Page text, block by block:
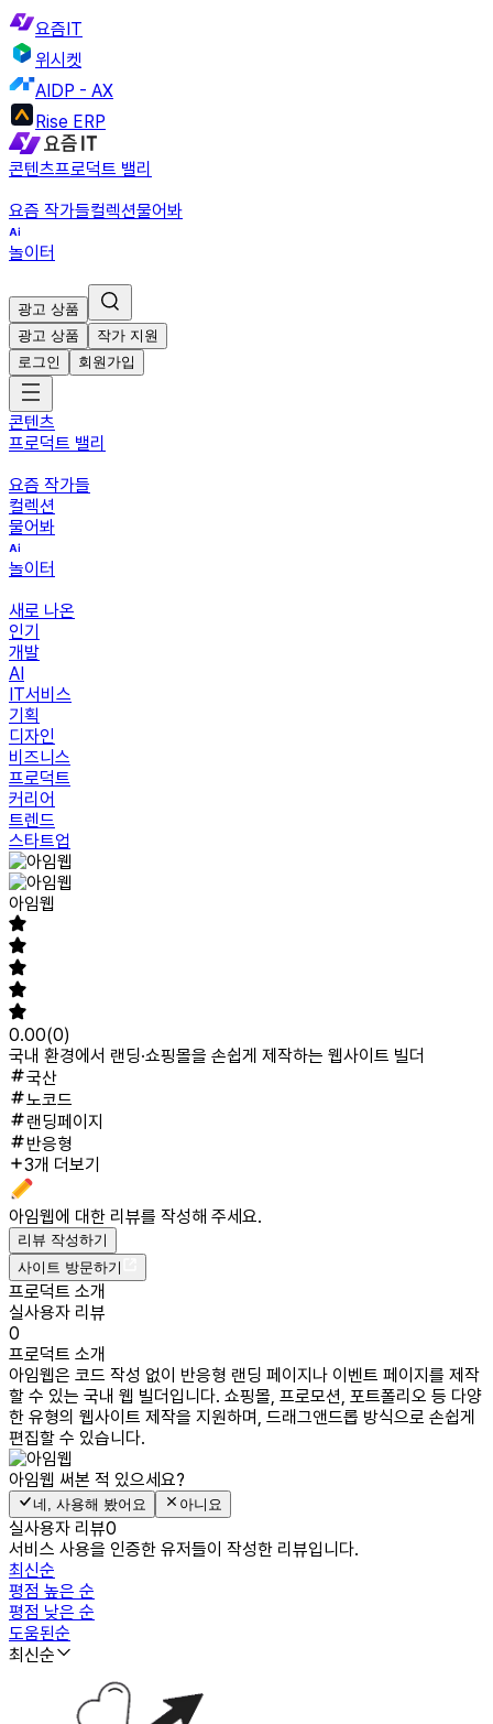
요즘IT
위시켓
AIDP - AX
Rise ERP
콘텐츠프로덕트 밸리
요즘 작가들컬렉션물어봐
놀이터
광고 상품
광고 상품
작가 지원
로그인
회원가입
콘텐츠
프로덕트 밸리
요즘 작가들
컬렉션
물어봐
놀이터
새로 나온
인기
개발
AI
IT서비스
기획
디자인
비즈니스
프로덕트
커리어
트렌드
스타트업
아임웹
0.00(0)
국내 환경에서 랜딩·쇼핑몰을 손쉽게 제작하는 웹사이트 빌더
국산
노코드
랜딩페이지
반응형
3개 더보기
아임웹에 대한 리뷰를 작성해 주세요.
리뷰 작성하기
사이트 방문하기
프로덕트 소개
실사용자 리뷰
0
프로덕트 소개
아임웹은 코드 작성 없이 반응형 랜딩 페이지나 이벤트 페이지를 제작
할 수 있는 국내 웹 빌더입니다. 쇼핑몰, 프로모션, 포트폴리오 등 다양
한 유형의 웹사이트 제작을 지원하며, 드래그앤드롭 방식으로 손쉽게
편집할 수 있습니다.
아임웹 써본 적 있으세요?
네, 사용해 봤어요 아니요
실사용자 리뷰0
서비스 사용을 인증한 유저들이 작성한 리뷰입니다.
최신순
평점 높은 순
평점 낮은 순
도움된순
최신순